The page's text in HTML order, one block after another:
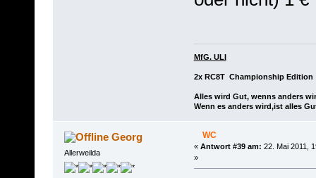
MfG. ULI
2x RC8T Championship Edition
Alles wird Gut, wenns anders
Wenn es anders wird,ist alles
Georg
Allerweilda
WC
« Antwort #39 am: 22. Mai 2011,
»